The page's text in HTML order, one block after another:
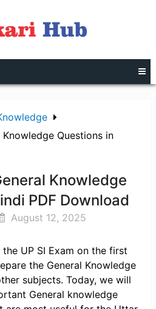
Questions in
Knowledge
PDF Download
August 12, 2025
UP SI Exam on the first
the General Knowledge
subjects. Today, we will
General knowledge